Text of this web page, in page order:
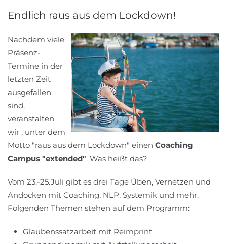
Endlich raus aus dem Lockdown!
Nachdem viele
Präsenz-
Termine in der
letzten Zeit
ausgefallen
sind,
veranstalten
wir , unter dem
Motto "raus aus dem Lockdown" einen Coaching
Campus "extended". Was heißt das?
Vom 23.-25.Juli gibt es drei Tage Üben, Vernetzen und
Andocken mit Coaching, NLP, Systemik und mehr.
Folgenden Themen stehen auf dem Programm:
Glaubenssatzarbeit mit Reimprint